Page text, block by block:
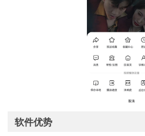
软件优势